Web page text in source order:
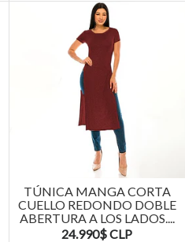
TÚNICA MANGA CORTA
CUELLO REDONDO DOBLE
ABERTURA A LOS LADOS....
24.990$ CLP